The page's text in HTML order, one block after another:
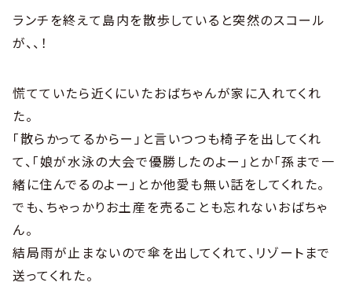
ランチを終えて島内を散歩していると突然のスコール
が、、！
慌てていたら近くにいたおばちゃんが家に入れてくれ
た。
「散らかってるからー」と言いつつも椅子を出してくれ
て、「娘が水泳の大会で優勝したのよー」とか「孫まで一
緒に住んでるのよー」とか他愛も無い話をしてくれた。
でも、ちゃっかりお土産を売ることも忘れないおばちゃ
ん。
結局雨が止まないので傘を出してくれて、リゾートまで
送ってくれた。